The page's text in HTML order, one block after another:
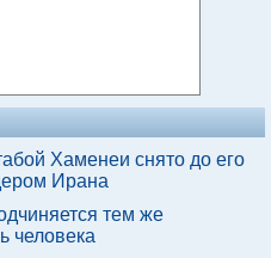
Хаменеи снято до его
Ирана
тем же
человека